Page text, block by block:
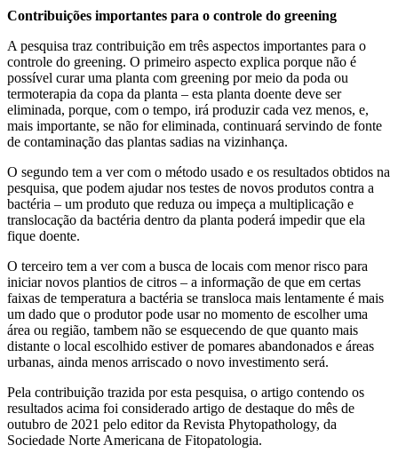
Contribuições importantes para o controle do greening
A pesquisa traz contribuição em três aspectos importantes para o
controle do greening. O primeiro aspecto explica porque não é
possível curar uma planta com greening por meio da poda ou
termoterapia da copa da planta – esta planta doente deve ser
eliminada, porque, com o tempo, irá produzir cada vez menos, e,
mais importante, se não for eliminada, continuará servindo de fonte
de contaminação das plantas sadias na vizinhança.
O segundo tem a ver com o método usado e os resultados obtidos na
pesquisa, que podem ajudar nos testes de novos produtos contra a
bactéria – um produto que reduza ou impeça a multiplicação e
translocação da bactéria dentro da planta poderá impedir que ela
fique doente.
O terceiro tem a ver com a busca de locais com menor risco para
iniciar novos plantios de citros – a informação de que em certas
faixas de temperatura a bactéria se transloca mais lentamente é mais
um dado que o produtor pode usar no momento de escolher uma
área ou região, tambem não se esquecendo de que quanto mais
distante o local escolhido estiver de pomares abandonados e áreas
urbanas, ainda menos arriscado o novo investimento será.
Pela contribuição trazida por esta pesquisa, o artigo contendo os
resultados acima foi considerado artigo de destaque do mês de
outubro de 2021 pelo editor da Revista Phytopathology, da
Sociedade Norte Americana de Fitopatologia.